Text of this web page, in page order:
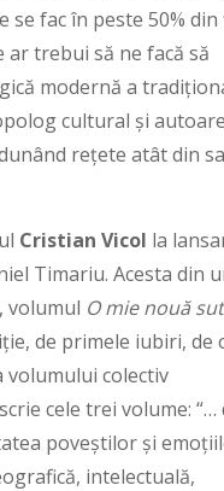
se fac în peste 50%
trebui să ne facă să
modernă a
cultural și
rețete atât din
Cristian Vicol la
Timariu. Acesta din
volumul O mie nouă
de primele iubiri, de
volumului colectiv
cele trei volume: “…
poveștilor și
intelectuală,